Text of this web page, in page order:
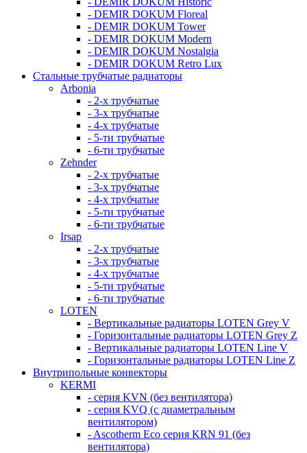
- DEMIR DOKUM Floreal
- DEMIR DOKUM Tower
- DEMIR DOKUM Modern
- DEMIR DOKUM Nostalgia
- DEMIR DOKUM Retro Lux
Стальные трубчатые радиаторы
Arbonia
- 2-х трубчатые
- 3-х трубчатые
- 4-х трубчатые
- 5-ти трубчатые
- 6-ти трубчатые
Zehnder
- 2-х трубчатые
- 3-х трубчатые
- 4-х трубчатые
- 5-ти трубчатые
- 6-ти трубчатые
Irsap
- 2-х трубчатые
- 3-х трубчатые
- 4-х трубчатые
- 5-ти трубчатые
- 6-ти трубчатые
LOTEN
- Вертикальные радиаторы LOTEN Grey V
- Горизонтальные радиаторы LOTEN Grey Z
- Вертикальные радиаторы LOTEN Line V
- Горизонтальные радиаторы LOTEN Line Z
Внутрипольные конвекторы
KERMI
- серия KVN (без вентилятора)
- серия KVQ (с диаметральным
вентилятором)
- Ascotherm Eco серия KRN 91 (без
вентилятора)